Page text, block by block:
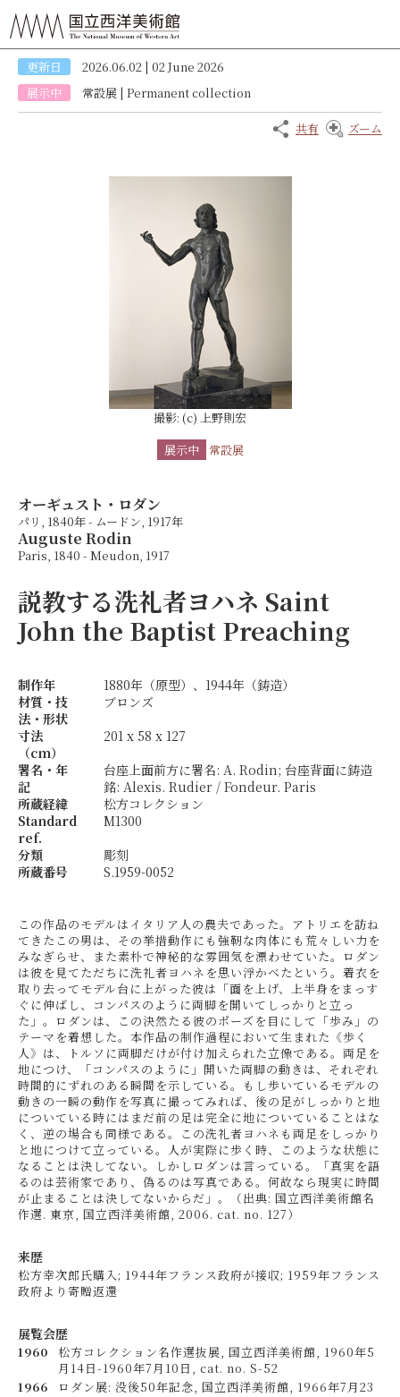
更新日
2026.06.02 | 02 June 2026
展示中
常設展 | Permanent collection
共有 ズーム
撮影: (c) 上野則宏
展示中
常設展
オーギュスト・ロダン
パリ, 1840年 - ムードン, 1917年
Auguste Rodin
Paris, 1840 - Meudon, 1917
説教する洗礼者ヨハネ Saint
John the Baptist Preaching
制作年
1880年（原型）、1944年（鋳造）
材質・技
法・形状
ブロンズ
寸法
（cm）
201 x 58 x 127
署名・年
記
台座上面前方に署名: A. Rodin; 台座背面に鋳造
銘: Alexis. Rudier / Fondeur. Paris
所蔵経緯
松方コレクション
Standard
ref.
M1300
分類
彫刻
所蔵番号
S.1959-0052
この作品のモデルはイタリア人の農夫であった。アトリエを訪ね
てきたこの男は、その挙措動作にも強靭な肉体にも荒々しい力を
みなぎらせ、また素朴で神秘的な雰囲気を漂わせていた。ロダン
は彼を見てただちに洗礼者ヨハネを思い浮かべたという。着衣を
取り去ってモデル台に上がった彼は「面を上げ、上半身をまっす
ぐに伸ばし、コンパスのように両脚を開いてしっかりと立っ
た」。ロダンは、この決然たる彼のポーズを目にして「歩み」の
テーマを着想した。本作品の制作過程において生まれた《歩く
人》は、トルソに両脚だけが付け加えられた立像である。両足を
地につけ、「コンパスのように」開いた両脚の動きは、それぞれ
時間的にずれのある瞬間を示している。もし歩いているモデルの
動きの一瞬の動作を写真に撮ってみれば、後の足がしっかりと地
についている時にはまだ前の足は完全に地についていることはな
く、逆の場合も同様である。この洗礼者ヨハネも両足をしっかり
と地につけて立っている。人が実際に歩く時、このような状態に
なることは決してない。しかしロダンは言っている。「真実を語
るのは芸術家であり、偽るのは写真である。何故なら現実に時間
が止まることは決してないからだ」。（出典: 国立西洋美術館名
作選. 東京, 国立西洋美術館, 2006. cat. no. 127）
来歴
松方幸次郎氏購入; 1944年フランス政府が接収; 1959年フランス
政府より寄贈返還
展覧会歴
1960
松方コレクション名作選抜展, 国立西洋美術館, 1960年5
月14日-1960年7月10日, cat. no. S-52
1966
ロダン展: 没後50年記念, 国立西洋美術館, 1966年7月23